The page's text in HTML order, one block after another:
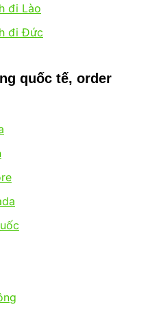
đi Lào
đi Đức
quốc tế, order